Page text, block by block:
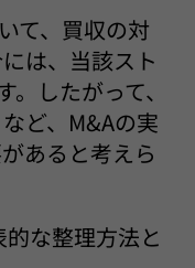
て、買収の対
は、当該スト
したがって、
ど、M&Aの実
あると考えら
な整理方法と